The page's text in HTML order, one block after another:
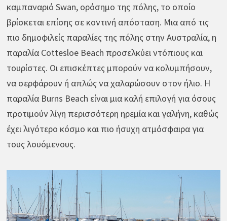
καμπαναριό Swan, ορόσημο της πόλης, το οποίο
βρίσκεται επίσης σε κοντινή απόσταση. Μια από τις
πιο δημοφιλείς παραλίες της πόλης στην Αυστραλία, η
παραλία Cottesloe Beach προσελκύει ντόπιους και
τουρίστες. Οι επισκέπτες μπορούν να κολυμπήσουν,
να σερφάρουν ή απλώς να χαλαρώσουν στον ήλιο. Η
παραλία Burns Beach είναι μια καλή επιλογή για όσους
προτιμούν λίγη περισσότερη ηρεμία και γαλήνη, καθώς
έχει λιγότερο κόσμο και πιο ήσυχη ατμόσφαιρα για
τους λουόμενους.